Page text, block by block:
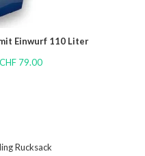
Einwurf 110 Liter
CHF79.00
Rucksack